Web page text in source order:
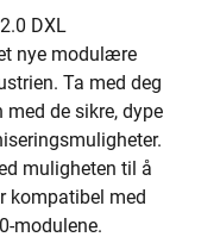
DXL
nye modulære
Ta med deg
de sikre, dype
muligheten til å
kompatibel med
modulene.